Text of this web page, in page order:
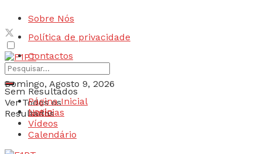
Sobre Nós
Política de privacidade
Contactos
Domingo, Agosto 9, 2026
Login
Sem Resultados
Ver Todos os
Resultados
Página Inicial
Notícias
Vídeos
Calendário